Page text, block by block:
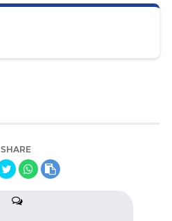
SHARE